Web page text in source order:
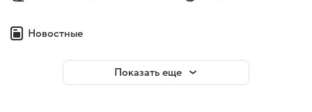
Новостные
Показать еще